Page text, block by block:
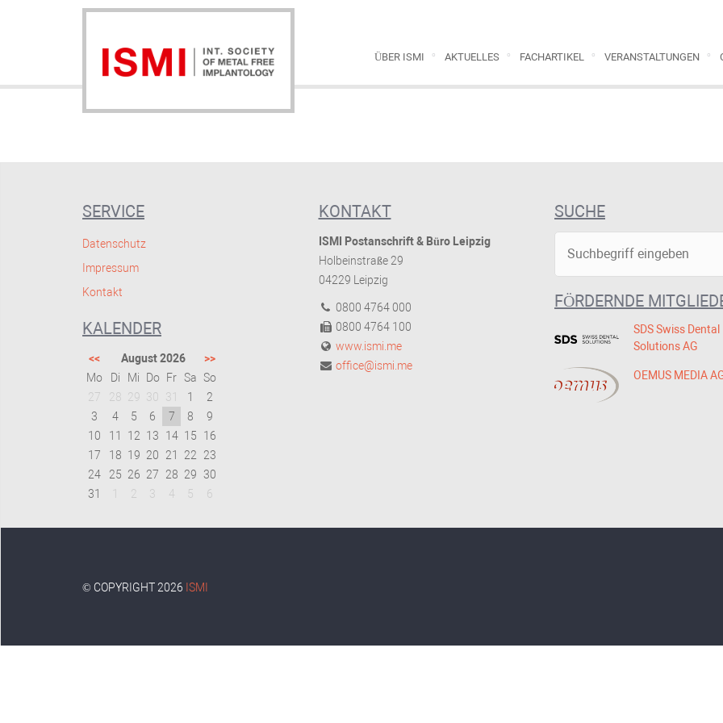
ÜBER ISMI AKTUELLES FACHARTIKEL VERANSTALTUNGEN
SERVICE
Datenschutz
Impressum
Kontakt
KALENDER
<< August 2026
>>
Mo
Di Mi Do Fr Sa So
27
28 29 30 31 1
2
3
4 5 6 7 8
9
10
11 12 13 14 15
16
17
18 19 20 21 22
23
24
25 26 27 28 29 30
31
2 3 4 5 6
KONTAKT
ISMI Postanschrift & Büro Leipzig
Holbeinstraße 29
04229 Leipzig
0800 4764 000
0800 4764 100
www.ismi.me
office@ismi.me
SUCHE
FÖRDERNDE
SDS Swiss Dental
Solutions AG
OEMUS MEDIA
© COPYRIGHT 2026 ISMI